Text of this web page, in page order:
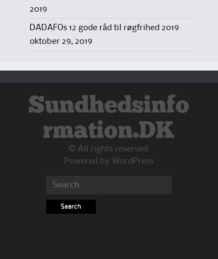
2019
DADAFOs 12 gode råd til røgfrihed 2019
oktober 29, 2019
Sundhedsinfo
rmation.DK
© All rights reserved.
Powered by WordPress
Search